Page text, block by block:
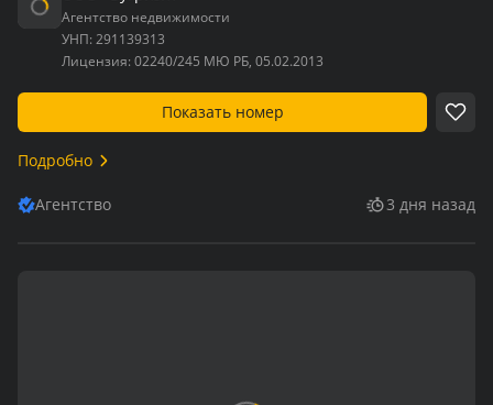
Агентство недвижимости
УНП: 291139313
Лицензия: 02240/245 МЮ РБ, 05.02.2013
Показать номер
Подробно
Агентство 3 дня назад